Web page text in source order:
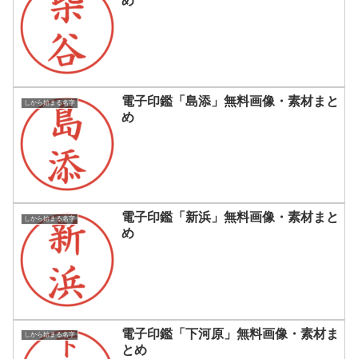
しから始まる名字
電子印鑑「島添」無料画像・素材まと
め
しから始まる名字
電子印鑑「新浜」無料画像・素材まと
め
しから始まる名字
電子印鑑「下河原」無料画像・素材ま
とめ